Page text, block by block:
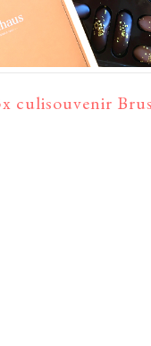
culisouvenir